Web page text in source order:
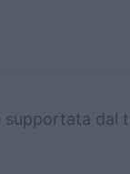
supportata dal